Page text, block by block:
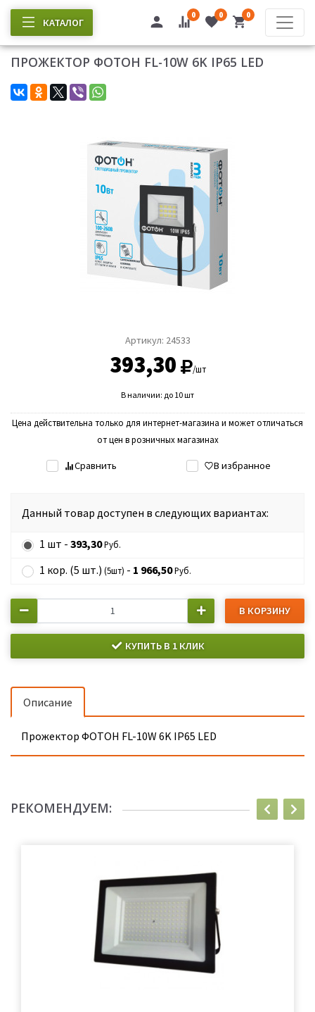
КАТАЛОГ
0 0 0
ПРОЖЕКТОР ФОТОН FL-10W 6K IP65 LED
Артикул: 24533
393,30 /шт
В наличии: до 10 шт
Цена действительна только для интернет-магазина и может отличаться
от цен в розничных магазинах
Сравнить В избранное
Данный товар доступен в следующих вариантах:
1 шт - 393,30Руб.
1 кор. (5 шт.) (5шт) - 1 966,50Руб.
В КОРЗИНУ
КУПИТЬ В 1 КЛИК
Описание
Прожектор ФОТОН FL-10W 6K IP65 LED
РЕКОМЕНДУЕМ: